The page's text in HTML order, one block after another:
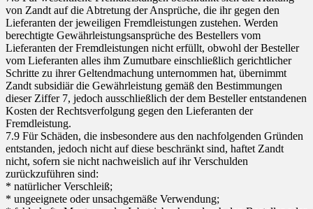
von Zandt auf die Abtretung der Ansprüche, die ihr gegen den
Lieferanten der jeweiligen Fremdleistungen zustehen. Werden
berechtigte Gewährleistungsansprüche des Bestellers vom
Lieferanten der Fremdleistungen nicht erfüllt, obwohl der Besteller
vom Lieferanten alles ihm Zumutbare einschließlich gerichtlicher
Schritte zu ihrer Geltendmachung unternommen hat, übernimmt
Zandt subsidiär die Gewährleistung gemäß den Bestimmungen
dieser Ziffer 7, jedoch ausschließlich der dem Besteller entstandenen
Kosten der Rechtsverfolgung gegen den Lieferanten der
Fremdleistung.
7.9 Für Schäden, die insbesondere aus den nachfolgenden Gründen
entstanden, jedoch nicht auf diese beschränkt sind, haftet Zandt
nicht, sofern sie nicht nachweislich auf ihr Verschulden
zurückzuführen sind:
* natürlicher Verschleiß;
* ungeeignete oder unsachgemäße Verwendung;